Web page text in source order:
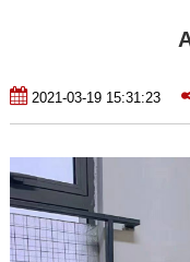
2021-03-19 15:31:23